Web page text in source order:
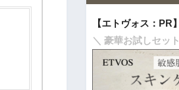
【エトヴォス：PR】
＼ 豪華お試しセッ